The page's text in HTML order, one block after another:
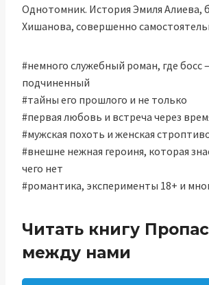
Однотомник. История Эмиля Алиева,
Хишанова, совершенно
#немного служебный роман, где босс
подчиненный
#тайны его прошлого и не только
#первая любовь и встреча через
#мужская похоть и женская
#внешне нежная героиня, которая
чего нет
#романтика, эксперименты 18+ и
Читать книгу
между нами